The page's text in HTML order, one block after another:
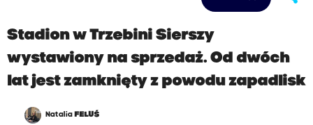
Stadion w Trzebini Sierszy
wystawiony na sprzedaż. Od dwóch
lat jest zamknięty z powodu zapadlisk
Natalia FELUŚ